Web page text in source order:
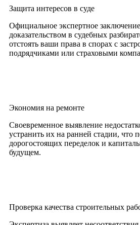
Защита интересов в суде
Официальное экспертное
доказательством в судебных
отстоять ваши права в спорах с
подрядчиками или страховыми
Экономия на ремонте
Своевременное выявление
устранить их на ранней стадии, что
дорогостоящих переделок и
будущем.
Проверка качества строительных